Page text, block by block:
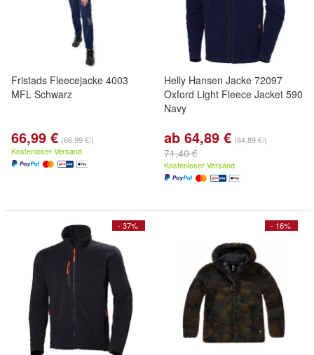
Fristads Fleecejacke 4003
MFL Schwarz
66,99 € (66,99 €/)
Kostenloser Versand
Helly Hansen Jacke 72097
Oxford Light Fleece Jacket 590
Navy
ab 64,89 € (64,89 €/)
71,40 €
Kostenloser Versand
- 37% - 16%